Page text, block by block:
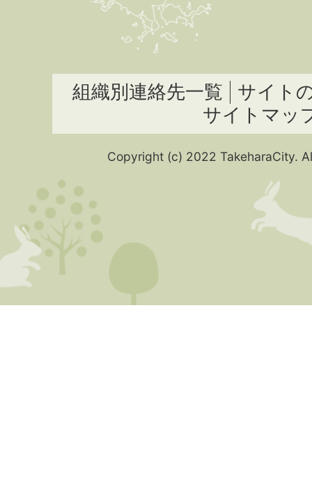
組織別連絡先一覧
サイト
サイトマッ
Copyright (c) 2022 TakeharaCity.